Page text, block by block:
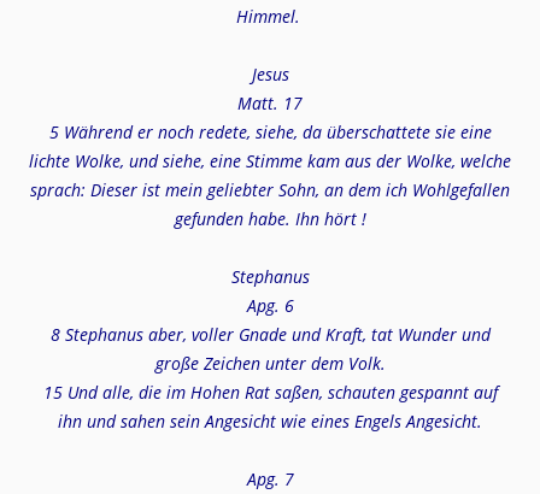
Himmel.
Jesus
Matt. 17
5 Während er noch redete, siehe, da überschattete sie eine
lichte Wolke, und siehe, eine Stimme kam aus der Wolke, welche
sprach: Dieser ist mein geliebter Sohn, an dem ich Wohlgefallen
gefunden habe. Ihn hört !
Stephanus
Apg. 6
8 Stephanus aber, voller Gnade und Kraft, tat Wunder und
große Zeichen unter dem Volk.
15 Und alle, die im Hohen Rat saßen, schauten gespannt auf
ihn und sahen sein Angesicht wie eines Engels Angesicht.
Apg. 7